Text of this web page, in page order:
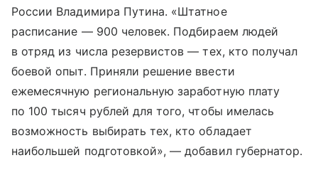
России Владимира Путина. «Штатное
расписание — 900 человек. Подбираем людей
в отряд из числа резервистов — тех, кто получал
боевой опыт. Приняли решение ввести
ежемесячную региональную заработную плату
по 100 тысяч рублей для того, чтобы имелась
возможность выбирать тех, кто обладает
наибольшей подготовкой», — добавил губернатор.